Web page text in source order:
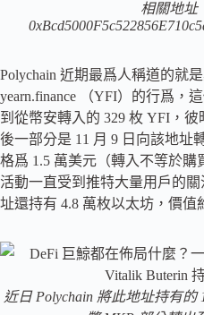
相關地址
Polychain 近期最爲人稱道的就
yearn.finance （YFI）的行爲，
到從幣安轉入的 329 枚 YFI，
後一部分是 11 月 9 日向該地址
格爲 1.5 萬美元（轉入不等於購
活動一直受到推特大量用戶的關
址還持有 4.8 萬枚以太坊，價值
近日 Polychain 將此地址持有的